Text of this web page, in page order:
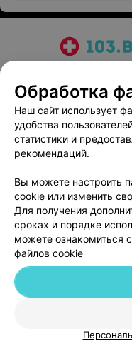
Медицинский
Пользовательское
Обработка
Наш сайт использует
удобства
статистики и
рекомендаций.
Вы можете настроить
cookie или изменить
Для получения
сроках и порядке
можете ознакомиться
файлов cookie